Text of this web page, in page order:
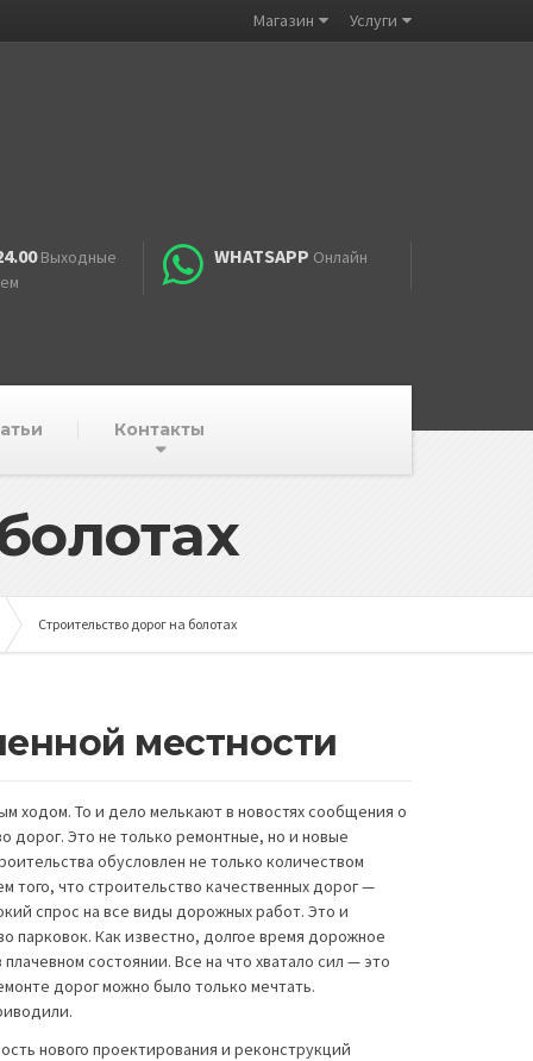
Магазин Услуги
Выходные
WHATSAPP Онлайн
Контакты
Строительство дорог на болотах
местности
ходом. То и дело мелькают в новостях сообщения о
дорог. Это не только ремонтные, но и новые
обусловлен не только количеством
того, что строительство качественных дорог —
спрос на все виды дорожных работ. Это и
парковок. Как известно, долгое время дорожное
состоянии. Все на что хватало сил — это
дорог можно было только мечтать.
нового проектирования и реконструкций